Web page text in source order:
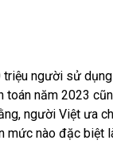
triệu người sử
toán năm 2023
người Việt ưa
mức nào đặc biệt